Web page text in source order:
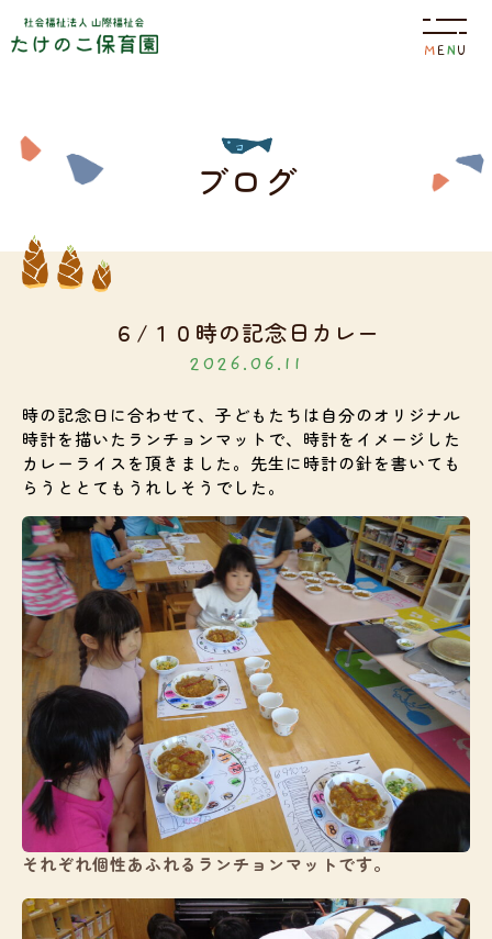
M EN U
園の概要 施設案内
園の生活
入園案内
ブログ
給食
お知らせ
お問い合わせ
ブログ
６/１０時の記念日カレー
2026.06.11
時の記念日に合わせて、子どもたちは自分のオリジナル
時計を描いたランチョンマットで、時計をイメージした
カレーライスを頂きました。先生に時計の針を書いても
らうととてもうれしそうでした。
それぞれ個性あふれるランチョンマットです。